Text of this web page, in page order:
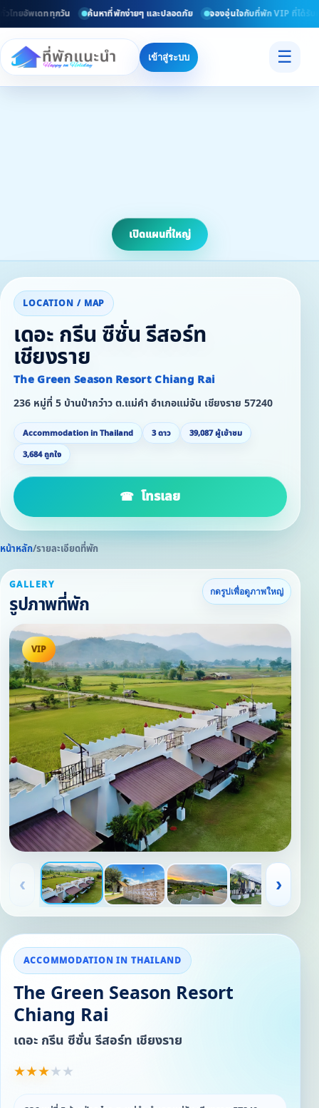
ทยอัพเดททุกวัน ค้นหาที่พักง่ายๆ และปลอดภัย จองอุ่นใจกับที่พัก VIP ที่ได้รับกา
เข้าสู่ระบบ ☰
เปิดแผนที่ใหญ่
LOCATION / MAP
เดอะ กรีน ซีซั่น รีสอร์ท
เชียงราย
The Green Season Resort Chiang Rai
236 หมู่ที่ 5 บ้านป่ากว๋าว ต.แม่คำ อำเภอแม่จัน เชียงราย 57240
Accommodation in Thailand 3 ดาว
39,087 ผู้เข้าชม
3,684 ถูกใจ
โทรเลย
หน้าหลัก/รายละเอียดที่พัก
GALLERY
รูปภาพที่พัก
กดรูปเพื่อดูภาพใหญ่
VIP
‹ ›
ACCOMMODATION IN THAILAND
The Green Season Resort
Chiang Rai
เดอะ กรีน ซีซั่น รีสอร์ท เชียงราย
★★★★ ★